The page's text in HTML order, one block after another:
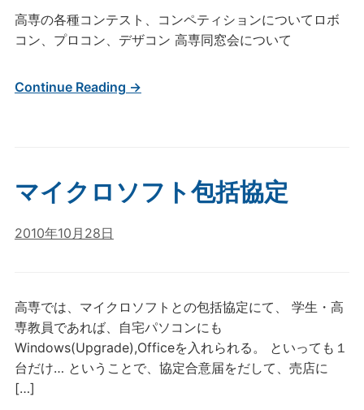
高専の各種コンテスト、コンペティションについてロボ
コン、プロコン、デザコン 高専同窓会について
Continue Reading →
マイクロソフト包括協定
2010年10月28日
高専では、マイクロソフトとの包括協定にて、 学生・高
専教員であれば、自宅パソコンにも
Windows(Upgrade),Officeを入れられる。 といっても１
台だけ… ということで、協定合意届をだして、売店に
[…]